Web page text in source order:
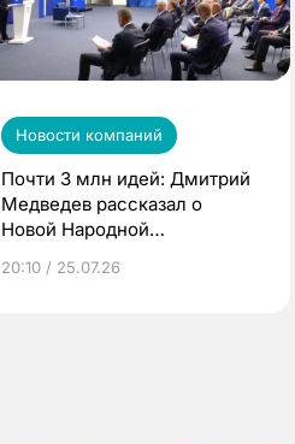
Новости компаний
Почти 3 млн идей: Дмитрий
Медведев рассказал о
Новой Народной
20:10 / 25.07.26